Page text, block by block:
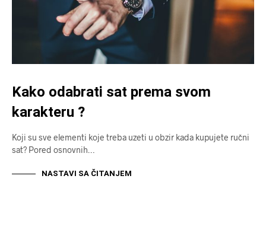
Kako odabrati sat prema svom
karakteru ?
Koji su sve elementi koje treba uzeti u obzir kada kupujete ručni
sat? Pored osnovnih…
NASTAVI SA ČITANJEM